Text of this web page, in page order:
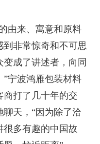
来、寓意和原料
非常惊奇和不可思
成了讲述者，向同
宁波鸿雁包装材料
商打了几十年的交
天，“因为除了洽
很多有趣的中国故